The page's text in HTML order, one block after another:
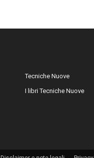
Tecniche Nuove
I libri Tecniche Nuove